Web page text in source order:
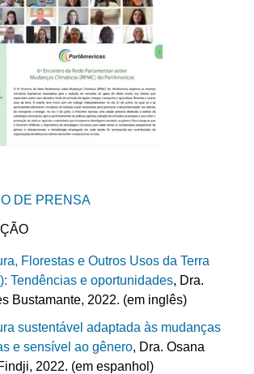
DE PRENSA
Florestas e Outros Usos da Terra
Tendências e oportunidades, Dra.
Bustamante, 2022. (em inglês)
sustentável adaptada às mudanças
e sensível ao gênero, Dra. Osana
2022. (em espanhol)